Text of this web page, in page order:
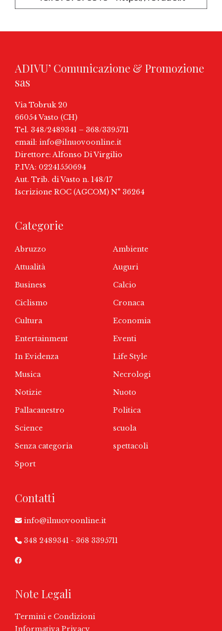
ADIVU’ Comunicazione & Promozione
sas
Via Tobruk 20
66054 Vasto (CH)
Tel. 348/2489341 – 368/3395711
email: info@ilnuovoonline.it
Direttore: Alfonso Di Virgilio
P.IVA: 02241550694
Aut. Trib. di Vasto n. 148/17
Iscrizione ROC (AGCOM) N° 36264
Categorie
Abruzzo
Ambiente
Attualità
Auguri
Business
Calcio
Ciclismo
Cronaca
Cultura
Economia
Entertainment
Eventi
In Evidenza
Life Style
Musica
Necrologi
Notizie
Nuoto
Pallacanestro
Politica
Science
scuola
Senza categoria
spettacoli
Sport
Contatti
info@ilnuovoonline.it
348 2489341 - 368 3395711
Note Legali
Termini e Condizioni
Informativa Privacy